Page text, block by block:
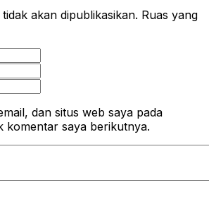
akan dipublikasikan. Ruas yang
dan situs web saya pada
komentar saya berikutnya.